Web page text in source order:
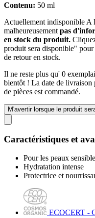
Contenu: 50 ml
Actuellement indisponible A
malheureusement pas
en stock du produit.
produit sera disponible"
de retour en stock.
Il ne reste plus qu' 0
bientôt ! La date de livraison
de pièces est commandé.
M'avertir lorsque le produit
Caractéristiques et
Pour les peaux
Hydratation intense
Protectrice et
ECOCERT -